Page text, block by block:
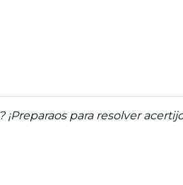
para resolver